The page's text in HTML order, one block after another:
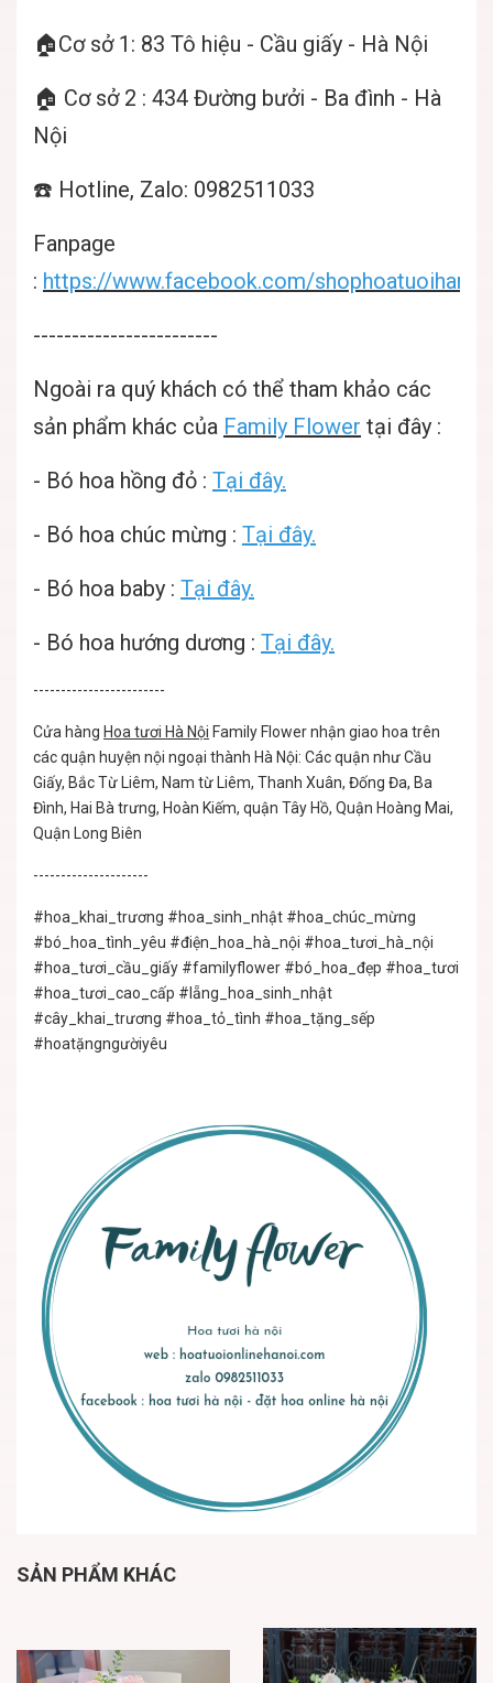
🏠Cơ sở 1: 83 Tô hiệu - Cầu giấy - Hà Nội
🏠 Cơ sở 2 : 434 Đường bưởi - Ba đình - Hà
Nội
☎️ Hotline, Zalo: 0982511033
Fanpage
: https://www.facebook.com/
------------------------
Ngoài ra quý khách có thể tham khảo các
sản phẩm khác của Family Flower tại đây :
- Bó hoa hồng đỏ : Tại đây.
- Bó hoa chúc mừng : Tại đây.
- Bó hoa baby : Tại đây.
- Bó hoa hướng dương : Tại đây.
------------------------
Cửa hàng Hoa tươi Hà Nội Family Flower nhận giao hoa trên
các quận huyện nội ngoại thành Hà Nội: Các quận như Cầu
Giấy, Bắc Từ Liêm, Nam từ Liêm, Thanh Xuân, Đống Đa, Ba
Đình, Hai Bà trưng, Hoàn Kiếm, quận Tây Hồ, Quận Hoàng Mai,
Quận Long Biên
---------------------
#hoa_khai_trương #hoa_sinh_nhật #hoa_chúc_mừng
#bó_hoa_tình_yêu #điện_hoa_hà_nội #hoa_tươi_hà_nội
#hoa_tươi_cầu_giấy #familyflower #bó_hoa_đẹp #hoa_tươi
#hoa_tươi_cao_cấp #lẵng_hoa_sinh_nhật
#cây_khai_trương #hoa_tỏ_tình #hoa_tặng_sếp
#hoatặngngườiyêu
SẢN PHẨM KHÁC